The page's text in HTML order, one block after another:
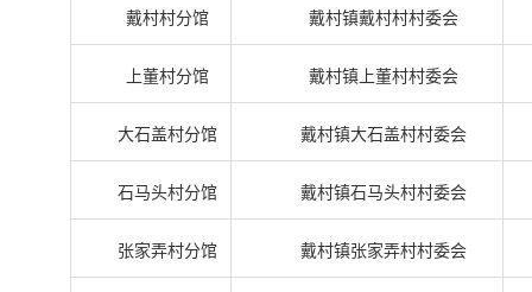
戴村村分馆 戴村镇戴村村村委会
上董村分馆 戴村镇上董村村委会
大石盖村分馆 戴村镇大石盖村村委会
石马头村分馆 戴村镇石马头村村委会
张家弄村分馆 戴村镇张家弄村村委会